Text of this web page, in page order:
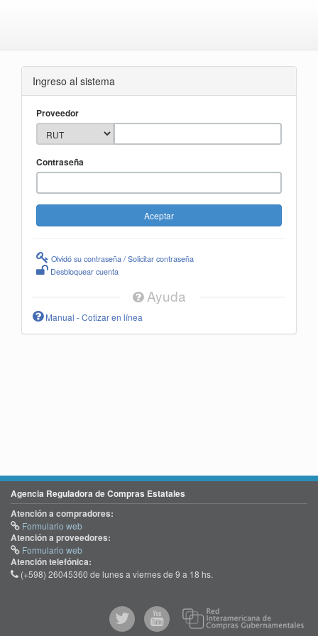
Ingreso al sistema
Proveedor
Contraseña
Olvidó su contraseña / Solicitar contraseña
Desbloquear cuenta
Ayuda
Manual - Cotizar en línea
Agencia Reguladora de Compras Estatales
Atención a compradores:
Formulario web
Atención a proveedores:
Formulario web
Atención telefónica:
(+598) 26045360 de lunes a viernes de 9 a 18 hs.
@comprasgubuy
ACCE